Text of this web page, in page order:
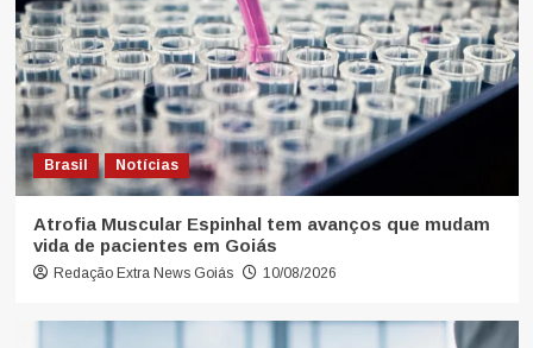
Brasil Notícias
Atrofia Muscular Espinhal tem avanços que mudam
vida de pacientes em Goiás
Redação Extra News Goiás 10/08/2026